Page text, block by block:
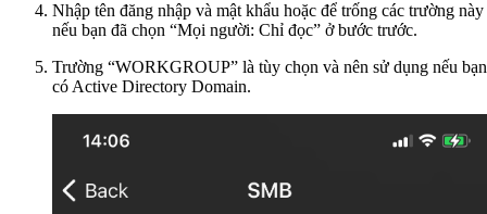
Nhập tên đăng nhập và mật khẩu hoặc để trống các trường này
nếu bạn đã chọn “Mọi người: Chỉ đọc” ở bước trước.
Trường “WORKGROUP” là tùy chọn và nên sử dụng nếu bạn
có Active Directory Domain.